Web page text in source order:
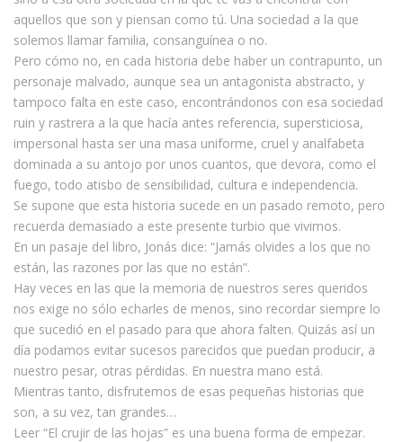
aquellos que son y piensan como tú. Una sociedad a la que
solemos llamar familia, consanguínea o no.
Pero cómo no, en cada historia debe haber un contrapunto, un
personaje malvado, aunque sea un antagonista abstracto, y
tampoco falta en este caso, encontrándonos con esa sociedad
ruin y rastrera a la que hacía antes referencia, supersticiosa,
impersonal hasta ser una masa uniforme, cruel y analfabeta
dominada a su antojo por unos cuantos, que devora, como el
fuego, todo atisbo de sensibilidad, cultura e independencia.
Se supone que esta historia sucede en un pasado remoto, pero
recuerda demasiado a este presente turbio que vivimos.
En un pasaje del libro, Jonás dice: “Jamás olvides a los que no
están, las razones por las que no están”.
Hay veces en las que la memoria de nuestros seres queridos
nos exige no sólo echarles de menos, sino recordar siempre lo
que sucedió en el pasado para que ahora falten. Quizás así un
día podamos evitar sucesos parecidos que puedan producir, a
nuestro pesar, otras pérdidas. En nuestra mano está.
Mientras tanto, disfrutemos de esas pequeñas historias que
son, a su vez, tan grandes…
Leer “El crujir de las hojas” es una buena forma de empezar.